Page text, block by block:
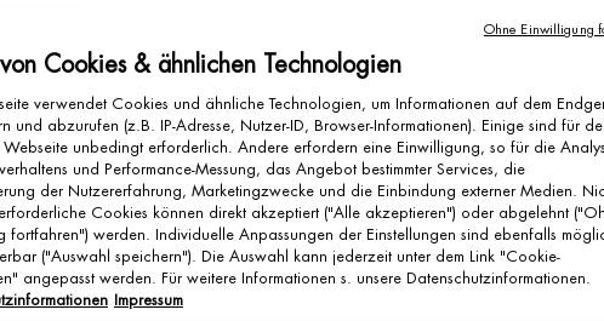
von Cookies & ähnlichen Technologien
verwendet Cookies und ähnliche Technologien, um Informationen auf dem
und abzurufen (z.B. IP-Adresse, Nutzer-ID, Browser-Informationen). Einige sind für
Webseite unbedingt erforderlich. Andere erfordern eine Einwilligung, so für die
und Performance-Messung, das Angebot bestimmter Services, die
der Nutzererfahrung, Marketingzwecke und die Einbindung externer Medien.
Cookies können direkt akzeptiert ("Alle akzeptieren") oder abgelehnt
fortfahren") werden. Individuelle Anpassungen der Einstellungen sind ebenfalls
("Auswahl speichern"). Die Auswahl kann jederzeit unter dem Link "Cookie-
angepasst werden. Für weitere Informationen s. unsere Datenschutzinformationen.
Impressum
Ohne Einwilligung